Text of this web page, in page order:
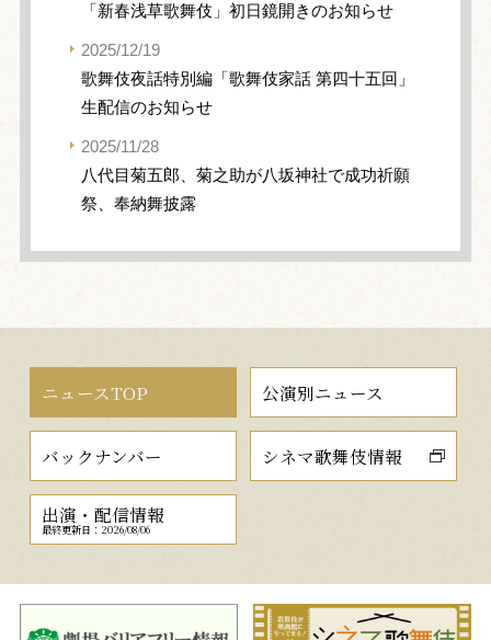
「新春浅草歌舞伎」初日鏡開きのお知らせ
2025/12/19
歌舞伎夜話特別編「歌舞伎家話 第四十五回」
生配信のお知らせ
2025/11/28
八代目菊五郎、菊之助が八坂神社で成功祈願
祭、奉納舞披露
ニュースTOP 公演別ニュース
バックナンバー シネマ歌舞伎情報
出演・配信情報
最終更新日：2026/08/06